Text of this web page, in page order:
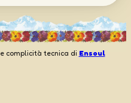
complicità tecnica di Ensoul